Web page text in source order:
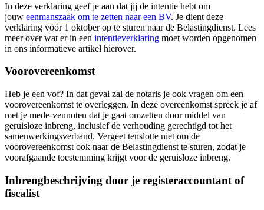
In deze verklaring geef je aan dat jij de intentie hebt om
jouw eenmanszaak om te zetten naar een BV. Je dient deze
verklaring vóór 1 oktober op te sturen naar de Belastingdienst. Lees
meer over wat er in een intentieverklaring moet worden opgenomen
in ons informatieve artikel hierover.
Voorovereenkomst
Heb je een vof? In dat geval zal de notaris je ook vragen om een
voorovereenkomst te overleggen. In deze overeenkomst spreek je af
met je mede-vennoten dat je gaat omzetten door middel van
geruisloze inbreng, inclusief de verhouding gerechtigd tot het
samenwerkingsverband. Vergeet tenslotte niet om de
voorovereenkomst ook naar de Belastingdienst te sturen, zodat je
voorafgaande toestemming krijgt voor de geruisloze inbreng.
Inbrengbeschrijving door je registeraccountant of
fiscalist